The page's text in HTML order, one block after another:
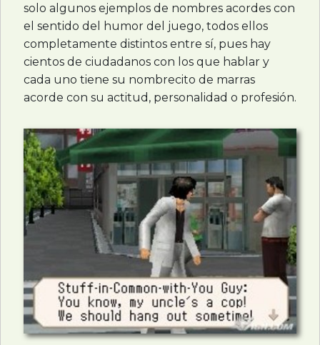
solo algunos ejemplos de nombres acordes con
el sentido del humor del juego, todos ellos
completamente distintos entre sí, pues hay
cientos de ciudadanos con los que hablar y
cada uno tiene su nombrecito de marras
acorde con su actitud, personalidad o profesión.